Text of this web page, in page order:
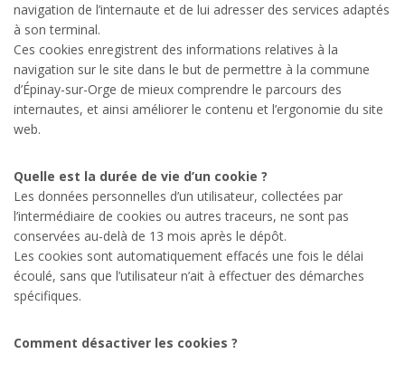
navigation de l’internaute et de lui adresser des services adaptés
à son terminal.
Ces cookies enregistrent des informations relatives à la
navigation sur le site dans le but de permettre à la commune
d’Épinay-sur-Orge de mieux comprendre le parcours des
internautes, et ainsi améliorer le contenu et l’ergonomie du site
web.
Quelle est la durée de vie d’un cookie ?
Les données personnelles d’un utilisateur, collectées par
l’intermédiaire de cookies ou autres traceurs, ne sont pas
conservées au-delà de 13 mois après le dépôt.
Les cookies sont automatiquement effacés une fois le délai
écoulé, sans que l’utilisateur n’ait à effectuer des démarches
spécifiques.
Comment désactiver les cookies ?